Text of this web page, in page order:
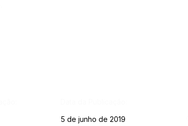
5 de junho de 2019